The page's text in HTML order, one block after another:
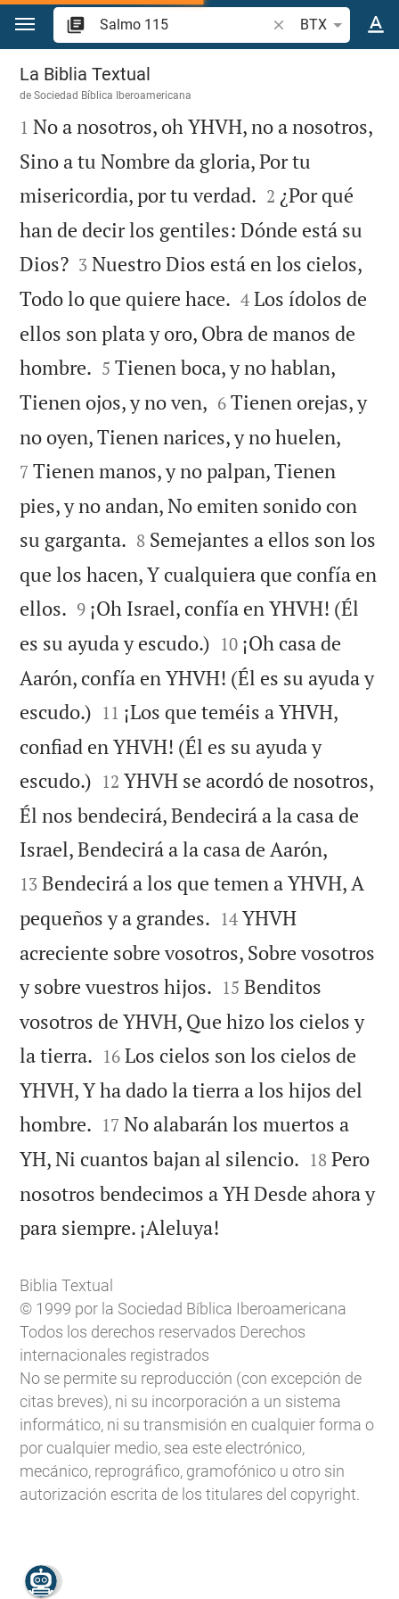
Ir a un contenido
Buscar versículo
BTX
Salmo 115
La Biblia Textual
deSociedad Bíblica Iberoamericana

1 No a nosotros, oh YHVH, no a nosotros,
Sino a tu Nombre da gloria, Por tu
misericordia, por tu verdad. 

2 ¿Por qué
han de decir los gentiles: Dónde está su
Dios?
3 Nuestro Dios está en los cielos,
Todo lo que quiere hace. 

4 Los ídolos de
ellos son plata y oro, Obra de manos de
hombre. 

5 Tienen boca, y no hablan,
Tienen ojos, y no ven, 

6 Tienen orejas, y
no oyen, Tienen narices, y no huelen,
7 Tienen manos, y no palpan, Tienen
pies, y no andan, No emiten sonido con
su garganta. 

8 Semejantes a ellos son los
que los hacen, Y cualquiera que confía en
ellos. 

9 ¡Oh Israel, confía en YHVH! (Él
es su ayuda y escudo.) 

10 ¡Oh casa de
Aarón, confía en YHVH! (Él es su ayuda y
escudo.) 

11 ¡Los que teméis a YHVH,
confiad en YHVH! (Él es su ayuda y
escudo.) 

12 YHVH se acordó de nosotros,
Él nos bendecirá, Bendecirá a la casa de
Israel, Bendecirá a la casa de Aarón,
13 Bendecirá a los que temen a YHVH, A
pequeños y a grandes. 

14 YHVH
acreciente sobre vosotros, Sobre vosotros
y sobre vuestros hijos. 

15 Benditos
vosotros de YHVH, Que hizo los cielos y
la tierra. 

16 Los cielos son los cielos de
YHVH, Y ha dado la tierra a los hijos del
hombre. 

17 No alabarán los muertos a
YH, Ni cuantos bajan al silencio. 

18 Pero
nosotros bendecimos a YH Desde ahora y
para siempre. ¡Aleluya!
Biblia Textual
© 1999 por la Sociedad Bíblica Iberoamericana
Todos los derechos reservados Derechos
internacionales registrados
No se permite su reproducción (con excepción de
citas breves), ni su incorporación a un sistema
informático, ni su transmisión en cualquier forma o
por cualquier medio, sea este electrónico,
mecánico, reprográfico, gramofónico u otro sin
autorización escrita de los titulares del copyright.